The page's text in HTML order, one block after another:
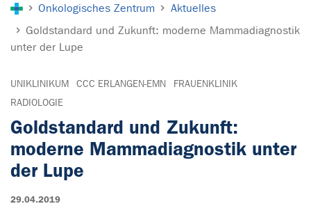
Onkologisches Zentrum
Aktuelles
Goldstandard und Zukunft: moderne Mammadiagnostik
unter der Lupe
UNIKLINIKUM CCC ERLANGEN-EMN
FRAUENKLINIK
RADIOLOGIE
Goldstandard und Zukunft:
moderne Mammadiagnostik unter
der Lupe
29.04.2019